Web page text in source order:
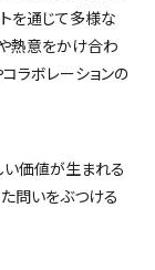
を通じて多様な
熱意をかけ合わ
ラボレーションの
い価値が生まれる
問いをぶつける